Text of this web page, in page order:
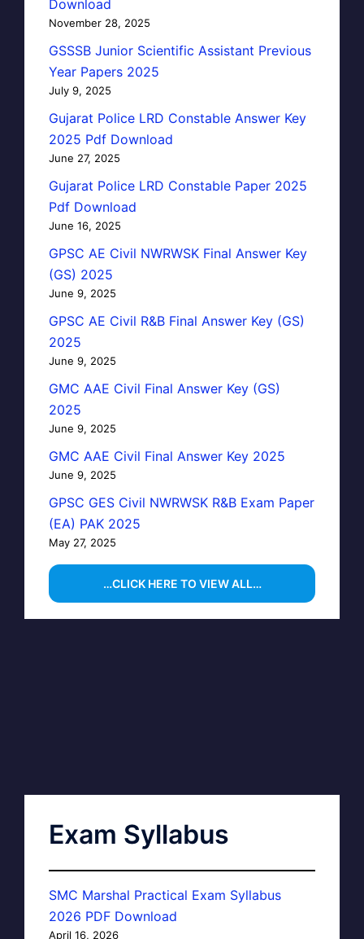
Download
November 28, 2025
GSSSB Junior Scientific Assistant Previous
Year Papers 2025
July 9, 2025
Gujarat Police LRD Constable Answer Key
2025 Pdf Download
June 27, 2025
Gujarat Police LRD Constable Paper 2025
Pdf Download
June 16, 2025
GPSC AE Civil NWRWSK Final Answer Key
(GS) 2025
June 9, 2025
GPSC AE Civil R&B Final Answer Key (GS)
2025
June 9, 2025
GMC AAE Civil Final Answer Key (GS)
2025
June 9, 2025
GMC AAE Civil Final Answer Key 2025
June 9, 2025
GPSC GES Civil NWRWSK R&B Exam Paper
(EA) PAK 2025
May 27, 2025
…CLICK HERE TO VIEW ALL…
Exam Syllabus
SMC Marshal Practical Exam Syllabus
2026 PDF Download
April 16, 2026